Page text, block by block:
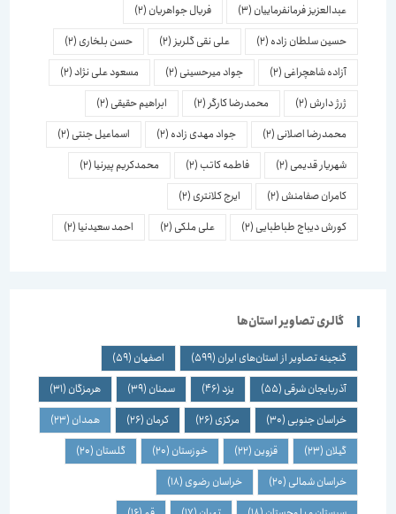
عبدالعزیز فرمانفرماییان(3) فریال جواهریان(2)
حسین سلطان زاده(2) علی نقی گلریز(2) حسن بلخاری(2)
آزاده شاهچراغی(2) جواد میرحسینی(2) مسعود علی نژاد (2)
ژرژ دارش(2) محمدرضا کارگر(2) ابراهیم حقیقی(2)
محمدرضا اصلانی(2) جواد مهدی زاده(2) اسماعیل جنتی(2)
شهریار قدیمی(2) فاطمه کاتب(2) محمدکریم پیرنیا(2)
کامران صفامنش(2) ایرج کلانتری(2)
کورش دیباج طباطبایی(2) علی ملکی(2) احمد سعیدنیا(2)
گالری تصاویر استان‌ها
گنجینه تصاویر از استان‌های ایران(599) اصفهان(59)
آذربایجان شرقی(55)
(46) سمنان(39) هرمزگان(31)
خراسان جنوبی(30) مرکزی(26) کرمان(26) همدان(23)
گیلان(23) قزوین(22) خوزستان(20) گلستان(20)
خراسان شمالی(20) خراسان رضوی(18)